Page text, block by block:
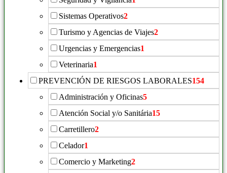
Sistemas Operativos2
Turismo y Agencias de Viajes2
Urgencias y Emergencias1
Veterinaria1
PREVENCIÓN DE RIESGOS LABORALES154
Administración y Oficinas5
Atención Social y/o Sanitária15
Carretillero2
Celador1
Comercio y Marketing2